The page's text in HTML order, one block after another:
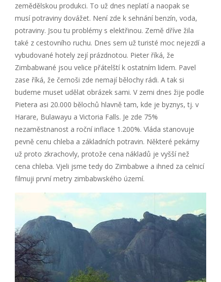
zemědělskou produkci. To už dnes neplatí a naopak se
musí potraviny dovážet. Není zde k sehnání benzín, voda,
potraviny. Jsou tu problémy s elektřinou. Země dříve žila
také z cestovního ruchu. Dnes sem už turisté moc nejezdí a
vybudované hotely zejí prázdnotou. Pieter říká, že
Zimbabwané jsou velice přátelští k ostatním lidem. Pavel
zase říká, že černoši zde nemají bělochy rádi. A tak si
budeme muset udělat obrázek sami. V zemi dnes žije podle
Pietera asi 20.000 bělochů hlavně tam, kde je byznys, tj. v
Harare, Bulawayu a Victoria Falls. Je zde 75%
nezaměstnanost a roční inflace 1.200%. Vláda stanovuje
pevně cenu chleba a základních potravin. Některé pekárny
už proto zkrachovly, protože cena nákladů je vyšší než
cena chleba. Vjeli jsme tedy do Zimbabwe a ihned za celnicí
filmuji první metry zimbabwského území.